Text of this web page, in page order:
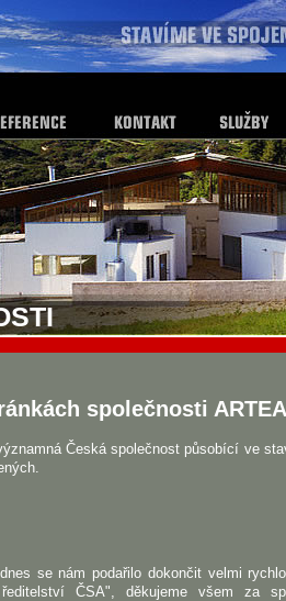
společnosti
Česká společnost působící ve
se nám podařilo dokončit velmi
ČSA", děkujeme všem za